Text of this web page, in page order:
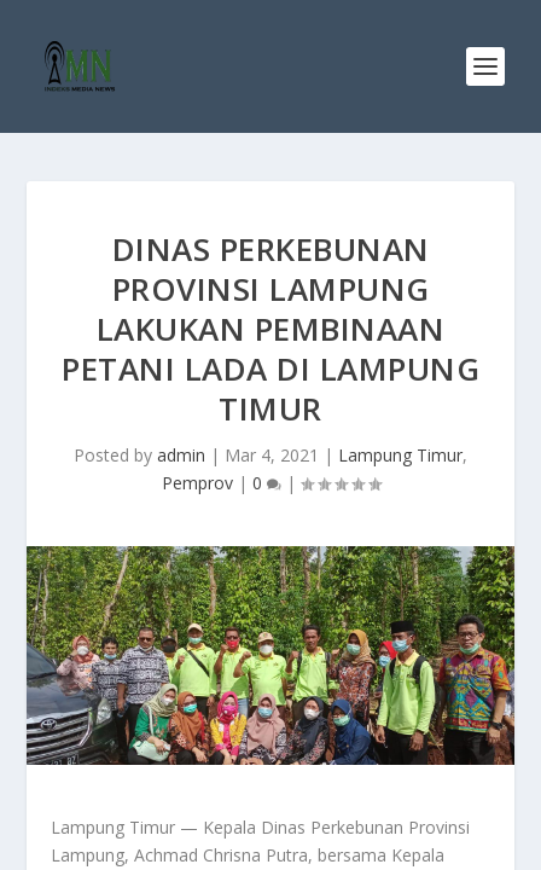
DINAS PERKEBUNAN
PROVINSI LAMPUNG
LAKUKAN PEMBINAAN
PETANI LADA DI LAMPUNG
TIMUR
Posted by admin | Mar 4, 2021 | Lampung Timur,
Pemprov| 0 |
Lampung Timur — Kepala Dinas Perkebunan Provinsi
Lampung, Achmad Chrisna Putra, bersama Kepala